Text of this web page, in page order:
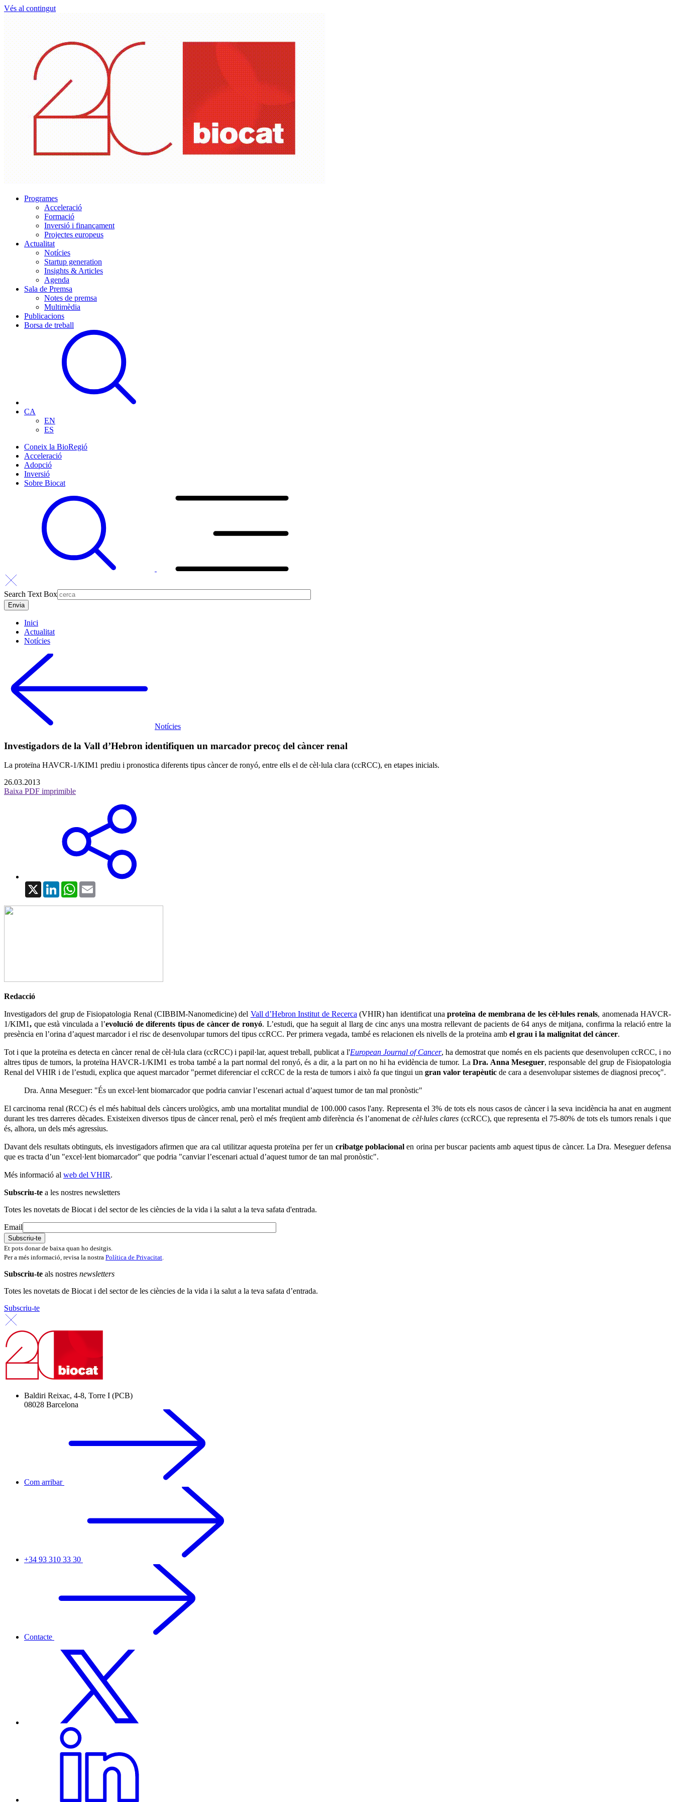
Vés al contingut
Programes
Acceleració
Formació
Inversió i finançament
Projectes europeus
Actualitat
Notícies
Startup generation
Insights & Articles
Agenda
Sala de Premsa
Notes de premsa
Multimèdia
Publicacions
Borsa de treball
CA
EN
ES
Coneix la BioRegió
Acceleració
Adopció
Inversió
Sobre Biocat
Search Text Box
Inici
Actualitat
Notícies
Notícies
Investigadors de la Vall d’Hebron identifiquen un marcador precoç del càncer renal
La proteïna HAVCR-1/KIM1 prediu i pronostica diferents tipus càncer de ronyó, entre ells el de cèl·lula clara (ccRCC), en etapes inicials.
26.03.2013
Baixa PDF imprimible
X LinkedInWhatsApp
Redacció
Investigadors del grup de Fisiopatologia Renal (CIBBIM-Nanomedicine) del Vall d’Hebron Institut de Recerca(VHIR) han identificat unaproteïna de membrana de les cèl·lules renals, anomenadaHAVCR-
1/KIM1, que està vinculada a l’evolució de diferents tipus de càncer de ronyó. L’estudi, que ha seguit al llarg de cinc anys una mostra rellevant de pacients de 64 anys de mitjana, confirma la relació entre la
presència en l’orina d’aquest marcador i el risc de desenvolupar tumors del tipus ccRCC. Per primera vegada, també es relacionen els nivells de la proteïna amb el grau i la malignitat del càncer.
Tot i que la proteïna es detecta en càncer renal de cèl·lula clara (ccRCC) i papil·lar, aquest treball, publicat a l'European Journal of Cancer, ha demostrat que només en els pacients que desenvolupen ccRCC, i no
altres tipus de tumors, la proteïna HAVCR-1/KIM1 es troba també a la part normal del ronyó, és a dir, a la part on no hi ha evidència de tumor. LaDra. Anna Meseguer, responsable del grup de Fisiopatologia
Renal del VHIR i de l’estudi, explica que aquest marcador "permet diferenciar el ccRCC de la resta de tumors i això fa que tingui un gran valor terapèutic de cara a desenvolupar sistemes de diagnosi precoç".
Dra. Anna Meseguer: "És un excel·lent biomarcador que podria canviar l’escenari actual d’aquest tumor de tan mal pronòstic"
El carcinoma renal (RCC) és el més habitual dels càncers urològics, amb una mortalitat mundial de 100.000 casos l'any. Representa el 3% de tots els nous casos de càncer i la seva incidència ha anat en augment
durant les tres darreres dècades. Existeixen diversos tipus de càncer renal, però el més freqüent amb diferència és l’anomenat de cèl·lules clares (ccRCC), que representa el 75-80% de tots els tumors renals i que
és, alhora, un dels més agressius.
Davant dels resultats obtinguts, els investigadors afirmen que ara cal utilitzar aquesta proteïna per fer un cribatge poblacional en orina per buscar pacients amb aquest tipus de càncer. La Dra. Meseguer defensa
que es tracta d’un "excel·lent biomarcador" que podria "canviar l’escenari actual d’aquest tumor de tan mal pronòstic".
Més informació al web del VHIR.
Subscriu-te a les nostres newsletters
Totes les novetats de Biocat i del sector de les ciències de la vida i la salut a la teva safata d'entrada.
Email
Et pots donar de baixa quan ho desitgis.
Per a més informació, revisa la nostra Política de Privacitat.
Subscriu-te als nostres newsletters
Totes les novetats de Biocat i del sector de les ciències de la vida i la salut a la teva safata d’entrada.
Subscriu-te
Baldiri Reixac, 4-8, Torre I (PCB)
08028 Barcelona
Com arribar
+34 93 310 33 30
Contacte